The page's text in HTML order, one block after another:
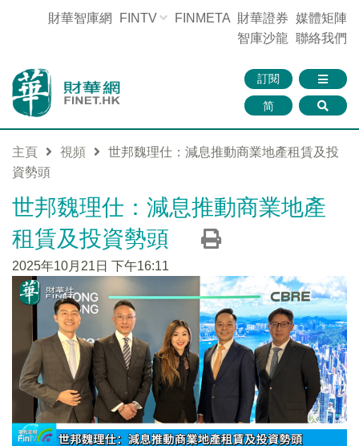
財華智庫網 FINTV FINMETA 財華證券 媒體矩陣
智庫沙龍 聯絡我們
訂閱
简
主頁 視頻
世邦魏理仕：減息推動商業地產租賃及投
資勢頭
世邦魏理仕：減息推動商業地產
租賃及投資勢頭
2025年10月21日 下午16:11